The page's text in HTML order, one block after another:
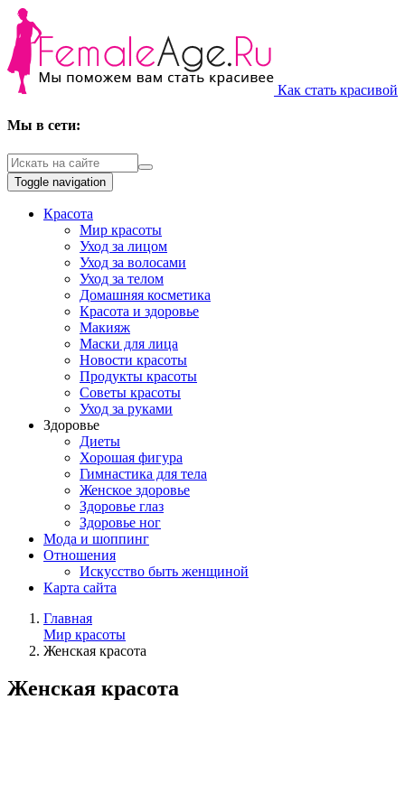
Как стать красивой
Мы в сети:
Toggle navigation
Красота
Мир красоты
Уход за лицом
Уход за волосами
Уход за телом
Домашняя косметика
Красота и здоровье
Макияж
Маски для лица
Новости красоты
Продукты красоты
Советы красоты
Уход за руками
Здоровье
Диеты
Хорошая фигура
Гимнастика для тела
Женское здоровье
Здоровье глаз
Здоровье ног
Мода и шоппинг
Отношения
Искусство быть женщиной
Карта сайта
Главная
Мир красоты
Женская красота
Женская красота